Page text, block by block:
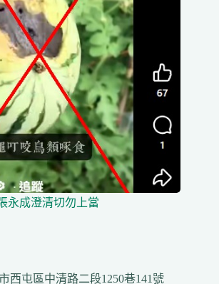
永成澄清切勿上當
西屯區中清路二段1250巷141號